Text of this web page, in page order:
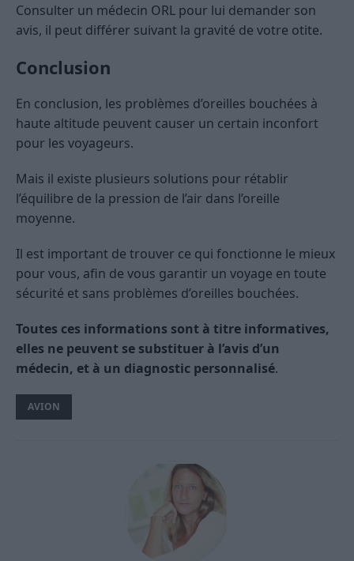
Consulter un médecin ORL pour lui demander son
avis, il peut différer suivant la gravité de votre otite.
Conclusion
En conclusion, les problèmes d’oreilles bouchées à
haute altitude peuvent causer un certain inconfort
pour les voyageurs.
Mais il existe plusieurs solutions pour rétablir
l’équilibre de la pression de l’air dans l’oreille
moyenne.
Il est important de trouver ce qui fonctionne le mieux
pour vous, afin de vous garantir un voyage en toute
sécurité et sans problèmes d’oreilles bouchées.
Toutes ces informations sont à titre informatives,
elles ne peuvent se substituer à l’avis d’un
médecin, et à un diagnostic personnalisé.
AVION